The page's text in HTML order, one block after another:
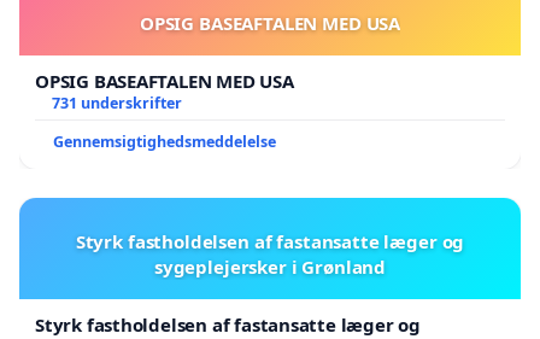
OPSIG BASEAFTALEN MED USA
OPSIG BASEAFTALEN MED USA
731 underskrifter
Gennemsigtighedsmeddelelse
Styrk fastholdelsen af fastansatte læger og
sygeplejersker i Grønland
Styrk fastholdelsen af fastansatte læger og